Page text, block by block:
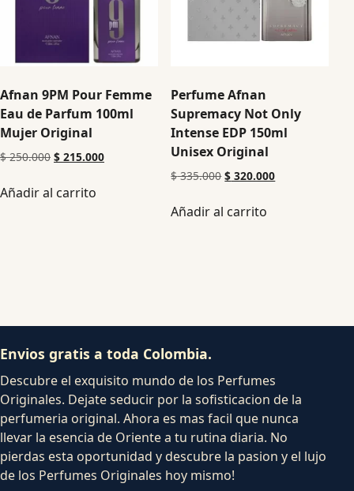
Afnan 9PM Pour Femme
Eau de Parfum 100ml
Mujer Original
$250.000 $ 215.000
Añadir al carrito
Perfume Afnan
Supremacy Not Only
Intense EDP 150ml
Unisex Original
$335.000 $ 320.000
Añadir al carrito
Envios gratis a toda Colombia.
Descubre el exquisito mundo de los Perfumes
Originales. Dejate seducir por la sofisticacion de la
perfumeria original. Ahora es mas facil que nunca
llevar la esencia de Oriente a tu rutina diaria. No
pierdas esta oportunidad y descubre la pasion y el lujo
de los Perfumes Originales hoy mismo!